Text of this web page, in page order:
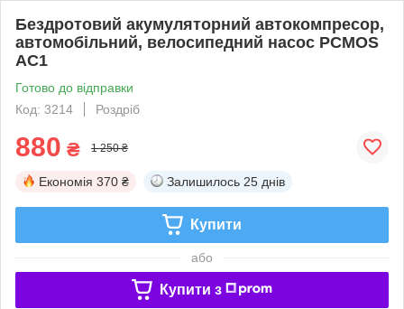
Бездротовий акумуляторний автокомпресор,
автомобільний, велосипедний насос PCMOS
AC1
Готово до відправки
Код: 3214
Роздріб
880 ₴ 1 250 ₴
Економія 370 ₴ Залишилось 25 днів
Купити
або
Купити з